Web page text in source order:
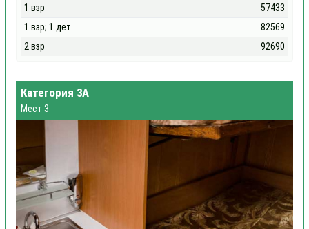
1 взр
57433
1 взр; 1 дет
82569
2 взр
92690
Категория 3А
Мест 3